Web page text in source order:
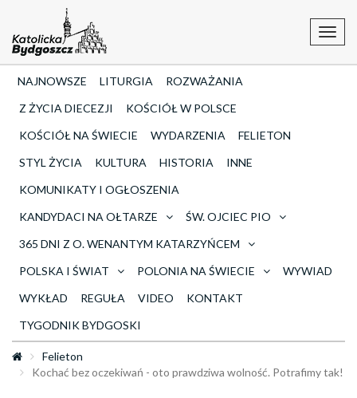
NAJNOWSZE LITURGIA
ROZWAŻANIA
Z ŻYCIA DIECEZJI
KOŚCIÓŁ W POLSCE
KOŚCIÓŁ NA ŚWIECIE
WYDARZENIA
FELIETON
STYL ŻYCIA
KULTURA HISTORIA
INNE
KOMUNIKATY I OGŁOSZENIA
KANDYDACI NA OŁTARZE
ŚW. OJCIEC PIO
365 DNI Z O. WENANTYM KATARZYŃCEM
POLSKA I ŚWIAT
POLONIA NA ŚWIECIE
WYWIAD
WYKŁAD
REGUŁA VIDEO
KONTAKT
TYGODNIK BYDGOSKI
Felieton
Kochać bez oczekiwań - oto prawdziwa wolność. Potrafimy tak!